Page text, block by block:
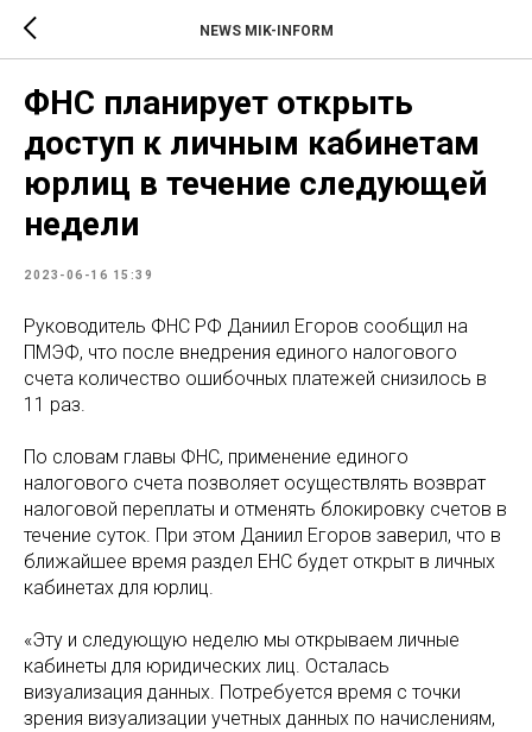
NEWS MIK-INFORM
ФНС планирует открыть
доступ к личным кабинетам
юрлиц в течение следующей
недели
2023-06-16 15:39
Руководитель ФНС РФ Даниил Егоров сообщил на
ПМЭФ, что после внедрения единого налогового
счета количество ошибочных платежей снизилось в
11 раз.
По словам главы ФНС, применение единого
налогового счета позволяет осуществлять возврат
налоговой переплаты и отменять блокировку счетов в
течение суток. При этом Даниил Егоров заверил, что в
ближайшее время раздел ЕНС будет открыт в личных
кабинетах для юрлиц.
«Эту и следующую неделю мы открываем личные
кабинеты для юридических лиц. Осталась
визуализация данных. Потребуется время с точки
зрения визуализации учетных данных по начислениям,